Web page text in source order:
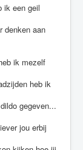
ik een geil
denken aan
ik mezelf
heb ik
gegeven...
jou erbij